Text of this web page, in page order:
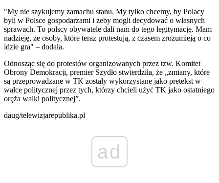
"My nie szykujemy zamachu stanu. My tylko chcemy, by Polacy
byli w Polsce gospodarzami i żeby mogli decydować o własnych
sprawach. To polscy obywatele dali nam do tego legitymację. Mam
nadzieję, że osoby, które teraz protestują, z czasem zrozumieją o co
idzie gra" – dodała.
Odnosząc się do protestów organizowanych przez tzw. Komitet
Obrony Demokracji, premier Szydło stwierdziła, że „zmiany, które
są przeprowadzane w TK zostały wykorzystane jako pretekst w
walce politycznej przez tych, którzy chcieli użyć TK jako ostatniego
oręża walki politycznej”.
daug/telewizjarepublika.pl
ad